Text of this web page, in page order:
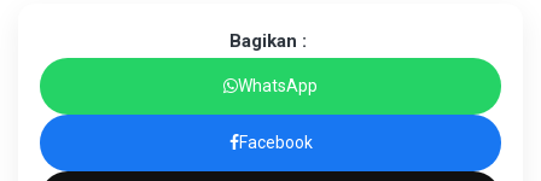
Bagikan :
WhatsApp
Facebook